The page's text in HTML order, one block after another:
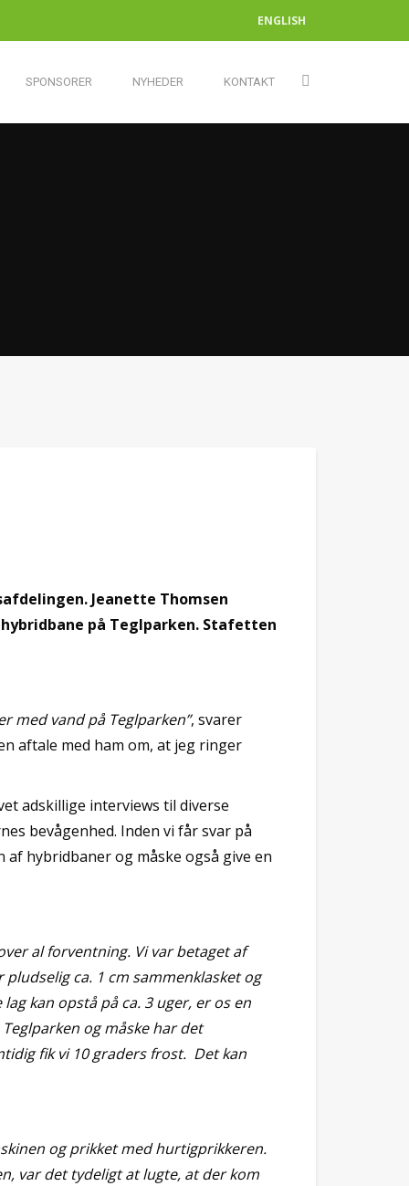
ENGLISH
SPONSORER NYHEDER KONTAKT
Jeanette Thomsen
på Teglparken. Stafetten
med vand på Teglparken”, svarer
aftale med ham om, at jeg ringer
adskillige interviews til diverse
bevågenhed. Inden vi får svar på
hybridbaner og måske også give en
al forventning. Vi var betaget af
ca. 1 cm sammenklasket og
kan opstå på ca. 3 uger, er os en
og måske har det
fik vi 10 graders frost. Det kan
og prikket med hurtigprikkeren.
var det tydeligt at lugte, at der kom